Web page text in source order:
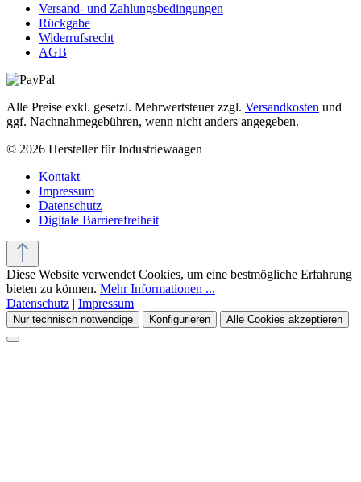
Versand- und Zahlungsbedingungen
Rückgabe
Widerrufsrecht
AGB
Alle Preise exkl. gesetzl. Mehrwertsteuer zzgl. Versandkosten und
ggf. Nachnahmegebühren, wenn nicht anders angegeben.
© 2026 Hersteller für Industriewaagen
Kontakt
Impressum
Datenschutz
Digitale Barrierefreiheit
Diese Website verwendet Cookies, um eine bestmögliche Erfahrung
bieten zu können. Mehr Informationen ...
Datenschutz | Impressum
Nur technisch notwendige Konfigurieren Alle Cookies akzeptieren